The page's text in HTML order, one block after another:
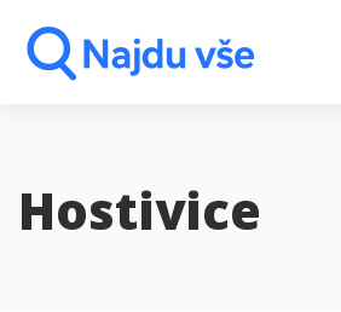
Hostivice